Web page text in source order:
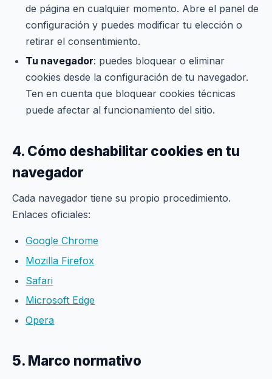
de página en cualquier momento. Abre el panel de
configuración y puedes modificar tu elección o
retirar el consentimiento.
Tu navegador: puedes bloquear o eliminar
cookies desde la configuración de tu navegador.
Ten en cuenta que bloquear cookies técnicas
puede afectar al funcionamiento del sitio.
4. Cómo deshabilitar cookies en tu
navegador
Cada navegador tiene su propio procedimiento.
Enlaces oficiales:
Google Chrome
Mozilla Firefox
Safari
Microsoft Edge
Opera
5. Marco normativo